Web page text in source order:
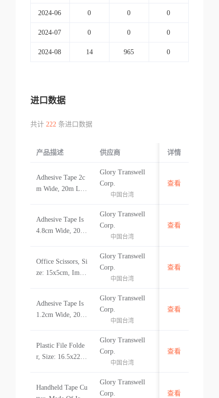
2024-06 0 0 0
2024-07 0 0 0
2024-08 14 965 0
进口数据
共计 222条进口数据
产品描述 供应商 起运国/地区
详情
Adhesive Tape 2c
m Wide, 20m Lon
Glory Transwell
Corp.
中国台湾
-
查看
Adhesive Tape Is
4.8cm Wide, 20m
Glory Transwell
Corp.
中国台湾
-
查看
Office Scissors, Si
ze: 15x5cm, Imp
Glory Transwell
Corp.
中国台湾
-
查看
Adhesive Tape Is
1.2cm Wide, 20m
Glory Transwell
Corp.
中国台湾
-
查看
Plastic File Folde
r, Size: 16.5x22.5
Glory Transwell
Corp.
中国台湾
-
查看
Handheld Tape Cu
Glory Transwell
Corp.
-
查看